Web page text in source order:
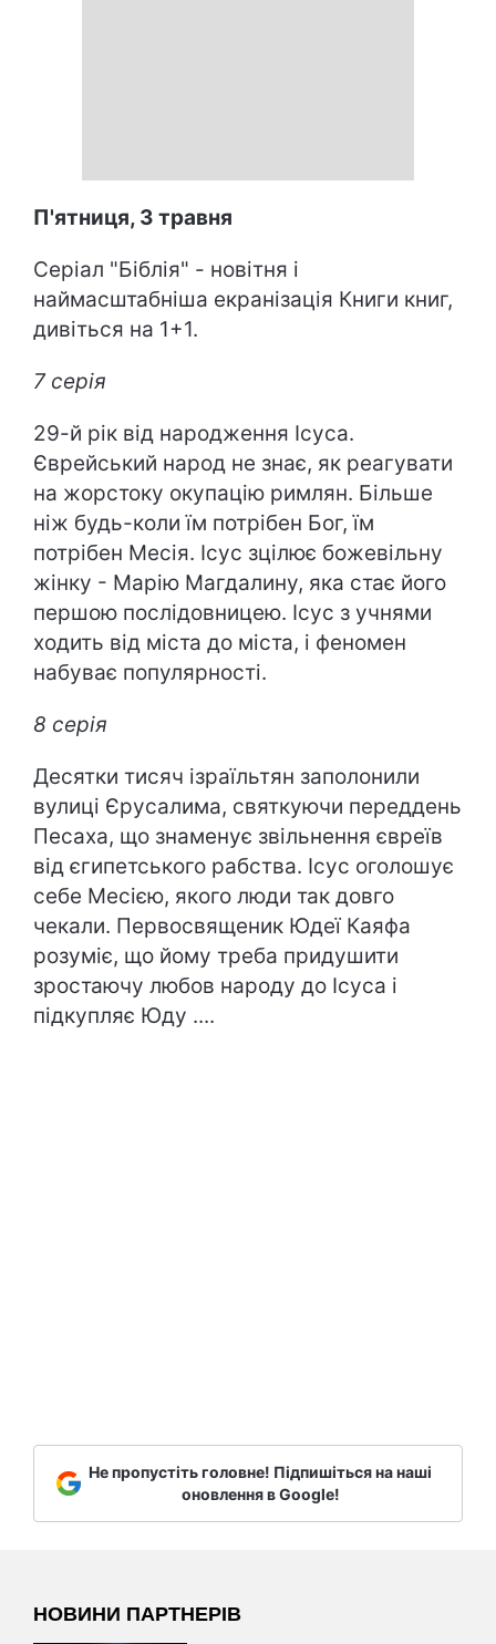
П'ятниця, 3 травня
Серіал "Біблія" - новітня і
наймасштабніша екранізація Книги книг,
дивіться на 1+1.
7 серія
29-й рік від народження Ісуса.
Єврейський народ не знає, як реагувати
на жорстоку окупацію римлян. Більше
ніж будь-коли їм потрібен Бог, їм
потрібен Месія. Ісус зцілює божевільну
жінку - Марію Магдалину, яка стає його
першою послідовницею. Ісус з учнями
ходить від міста до міста, і феномен
набуває популярності.
8 серія
Десятки тисяч ізраїльтян заполонили
вулиці Єрусалима, святкуючи переддень
Песаха, що знаменує звільнення євреїв
від єгипетського рабства. Ісус оголошує
себе Месією, якого люди так довго
чекали. Первосвященик Юдеї Каяфа
розуміє, що йому треба придушити
зростаючу любов народу до Ісуса і
підкупляє Юду ....
Не пропустіть головне! Підпишіться на наші
оновлення в Google!